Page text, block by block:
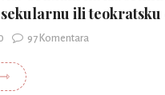
ili teokratsku
97 Komentara
⇾